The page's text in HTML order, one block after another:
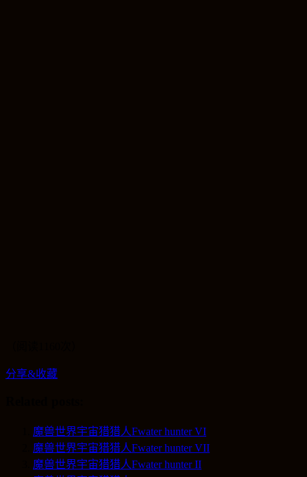
分享&收藏
魔兽世界宇宙猎猎人Fwater hunter VI
魔兽世界宇宙猎猎人Fwater hunter VII
魔兽世界宇宙猎猎人Fwater hunter II